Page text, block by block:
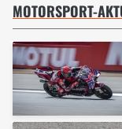
MOTORSPORT-